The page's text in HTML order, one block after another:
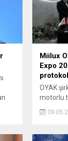
Miilux
Expo
OYAK
motorlu
gösteren
Teknik